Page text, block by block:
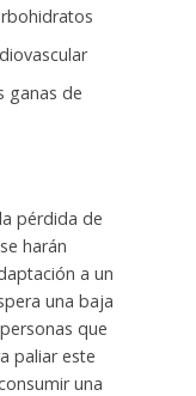
ganas de
pérdida de
harán
a un
una baja
que
paliar este
una